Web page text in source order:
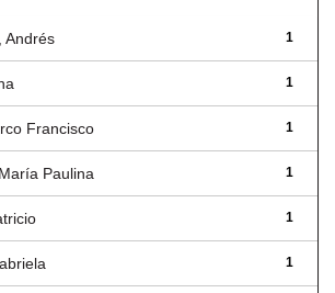
1
Andrés
1
1
Francisco
1
Paulina
1
1